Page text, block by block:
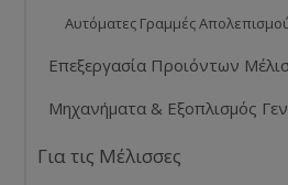
Αυτόματες Γραμμές
Επεξεργασία Προιόντων
Μηχανήματα & Εξοπλισμός
Για τις Μέλισσες